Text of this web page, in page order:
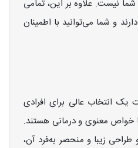
نیست. علاوه بر این، تمامی
و شما می‌توانید با اطمینان
یک انتخاب عالی برای افرادی
خواص معنوی و درمانی هستند.
زیبا و منحصر به‌فرد آن،